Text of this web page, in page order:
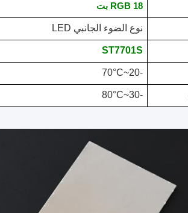
RGB 18 بت
نوع الضوء الجانبي LED
ST7701S
-20~70
°C
-30~80
°C